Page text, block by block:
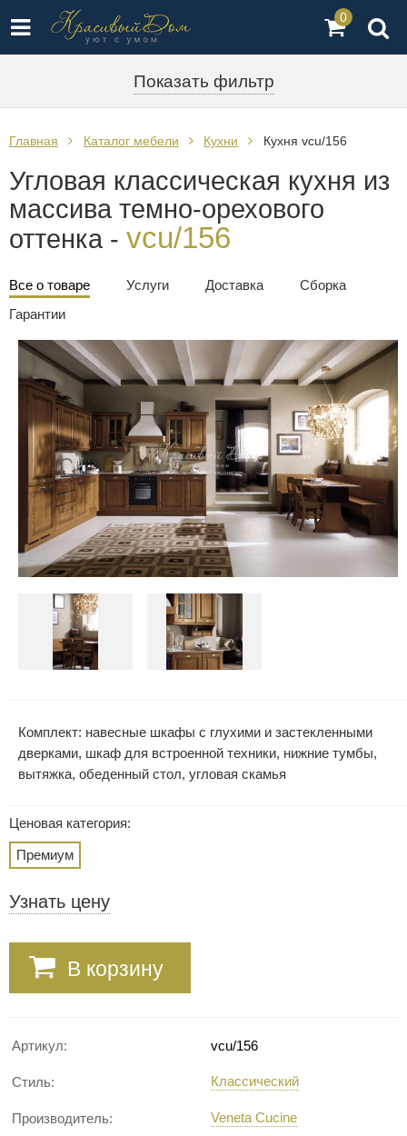
0
Показать фильтр
Главная Каталог мебели Кухни Кухня vcu/156
Угловая классическая кухня из
массива темно-орехового
оттенка - vcu/156
Все о товаре Услуги Доставка
Сборка
Гарантии
Комплект: навесные шкафы с глухими и застекленными
дверками, шкаф для встроенной техники, нижние тумбы,
вытяжка, обеденный стол, угловая скамья
Ценовая категория:
Премиум
Узнать цену
В корзину
Артикул: vcu/156
Стиль: Классический
Производитель: Veneta Cucine